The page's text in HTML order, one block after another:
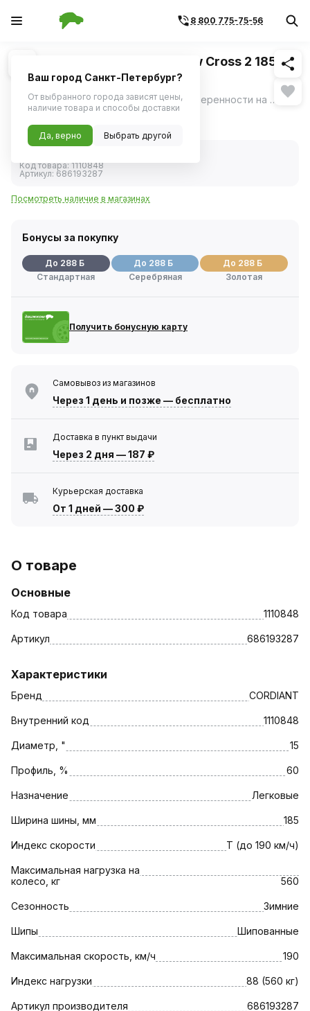
8 800 775-75-56
1/3 Похожие
Шина зимняя CORDIANT Snow Cross 2 185/60
R15 88T шип
Cordiant Snow Cross 2 – ещё больше уверенности на зимней дороге вне зависимости от типа и состояния дорог. ещё
Код товара:1110848
Артикул: 686193287
Посмотреть наличие в магазинах
Бонусы за покупку
До 288 Б
Стандартная
До 288 Б
Серебряная
До 288 Б
Золотая
Получить бонусную карту
Самовывоз из магазинов
Через 1 день и позже — бесплатно
Доставка в пункт выдачи
Через 2 дня —187 ₽
Курьерская доставка
От 1 дней —300 ₽
О товаре
Основные
Код товара 1110848
Артикул 686193287
Характеристики
Бренд CORDIANT
Внутренний код 1110848
Диаметр, " 15
Профиль, % 60
Назначение Легковые
Ширина шины, мм 185
Индекс скорости T (до 190 км/ч)
Максимальная нагрузка на
колесо, кг
560
Сезонность Зимние
Шипы Шипованные
Максимальная скорость, км/ч 190
Индекс нагрузки 88 (560 кг)
Артикул производителя 686193287
Ваш город Санкт-Петербург?
От выбранного города зависят цены,
наличие товара и способы доставки
Да, верно Выбрать другой